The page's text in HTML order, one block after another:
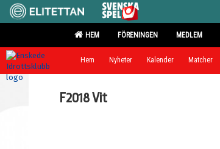
HEM FÖRENINGEN MEDLEM
Hem Nyheter Kalender Matcher
F2018 Vit